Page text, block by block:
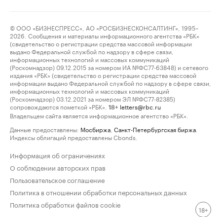
© ООО «БИЗНЕСПРЕСС», АО «РОСБИЗНЕСКОНСАЛТИНГ», 1995–
2026. Сообщения и материалы информационного агентства «РБК»
(свидетельство о регистрации средства массовой информации
выдано Федеральной службой по надзору в сфере связи,
информационных технологий и массовых коммуникаций
(Роскомнадзор) 09.12.2015 за номером ИА №ФС77-63848) и сетевого
издания «РБК» (свидетельство о регистрации средства массовой
информации выдано Федеральной службой по надзору в сфере связи,
информационных технологий и массовых коммуникаций
(Роскомнадзор) 03.12.2021 за номером ЭЛ №ФС77-82385)
сопровождаются пометкой «РБК».
18+ letters@rbc.ru
Владельцем сайта является информационное агентство «РБК».
Данные предоставлены: Мосбиржа Санкт-Петербургская биржа
Индексы облигаций предоставлены Cbonds.
Информация об ограничениях
О соблюдении авторских прав
Пользовательское соглашение
Политика в отношении обработки персональных данных
Политика обработки файлов cookie
18+